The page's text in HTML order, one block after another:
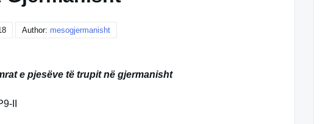
Author: mesogjermanisht
e pjesëve të trupit në gjermanisht
II